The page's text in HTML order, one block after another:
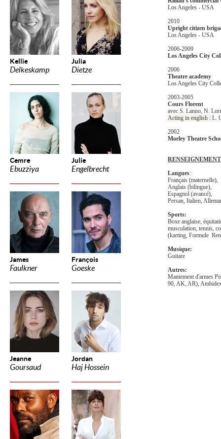
Kellie
Delkeskamp
Julia
Dietze
Cemre
Ebuzziya
Julie
Engelbrecht
James
Faulkner
François
Goeske
Jeanne
Goursaud
Jordan
Haj Hossein
Los Angeles - USA
2010
Upright citizen
Los Angeles - USA
2006-2009
Los Angeles City
2006
Theatre academy
Los Angeles City
2003-2005
Cours Florent
avec S. Lanno, N.
Acting in english : L.
2002
Morley Theatre
Langues:
Français (maternelle),
Anglais (bilingue),
Espagnol (avancé),
Persan, Italien,
Sports:
Boxe anglaise,
musculation, tennis,
(karting, Formule
Musique:
Guitare
Autres:
Maniement d'armes
90, AK, AR),